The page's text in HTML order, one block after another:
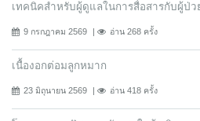
เทคนิคสำหรับผู้ดูแลในการสื่อสารกับผู้ป่ว
9 กรกฎาคม 2569 อ่าน 268 ครั้ง
เนื้องอกต่อมลูกหมาก
23 มิถุนายน 2569 อ่าน 418 ครั้ง